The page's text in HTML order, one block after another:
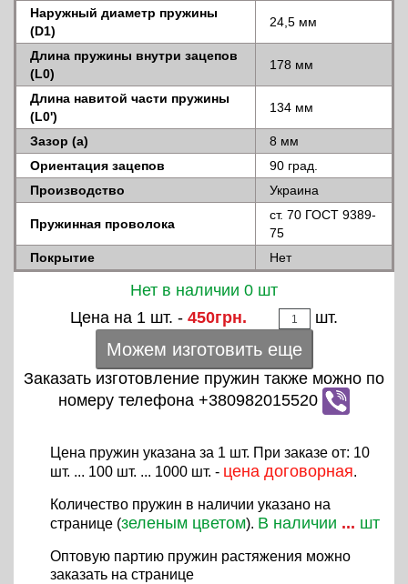
Наружный диаметр пружины
(D1)
24,5 мм
Длина пружины внутри зацепов
(L0)
178 мм
Длина навитой части пружины
(L0')
134 мм
Зазор (a)
8 мм
Ориентация зацепов
90 град.
Производство
Украина
Пружинная проволока
ст. 70 ГОСТ 9389-
75
Покрытие
Нет
Нет в наличии 0 шт
Цена на 1 шт. - 450грн. шт.
Можем изготовить еще
Заказать изготовление пружин также можно по
номеру телефона +380982015520
Цена пружин указана за 1 шт. При заказе от: 10
шт. ... 100 шт. ... 1000 шт. - цена договорная.
Количество пружин в наличии указано на
странице (зеленым цветом). В наличии ... шт
Оптовую партию пружин растяжения можно
заказать на странице